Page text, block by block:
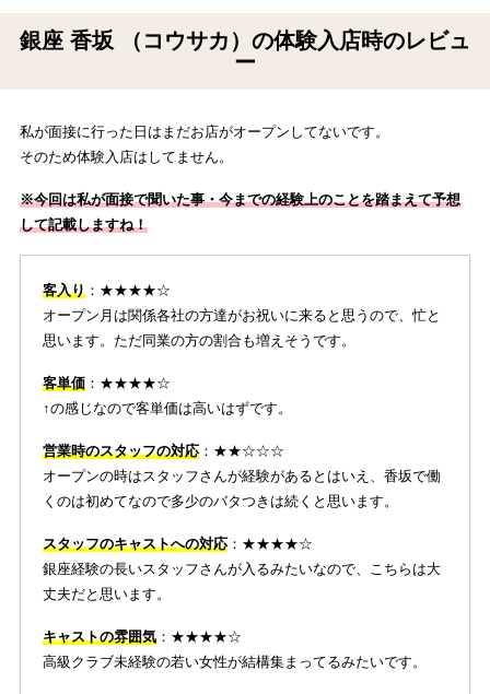
銀座 香坂 （コウサカ）の体験入店時のレビュ
ー
私が面接に行った日はまだお店がオープンしてないです。
そのため体験入店はしてません。
※今回は私が面接で聞いた事・今までの経験上のことを踏まえて予想
して記載しますね！
客入り：★★★★☆
オープン月は関係各社の方達がお祝いに来ると思うので、忙と
思います。ただ同業の方の割合も増えそうです。
客単価：★★★★☆
↑の感じなので客単価は高いはずです。
営業時のスタッフの対応：★★☆☆☆
オープンの時はスタッフさんが経験があるとはいえ、香坂で働
くのは初めてなので多少のバタつきは続くと思います。
スタッフのキャストへの対応：★★★★☆
銀座経験の長いスタッフさんが入るみたいなので、こちらは大
丈夫だと思います。
キャストの雰囲気：★★★★☆
高級クラブ未経験の若い女性が結構集まってるみたいです。